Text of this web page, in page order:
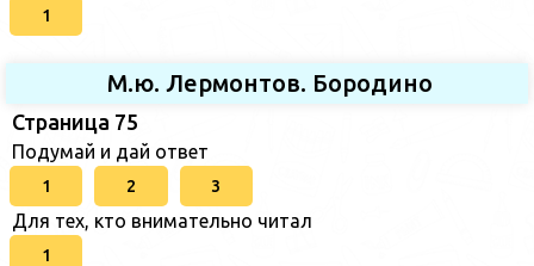
1
М.ю. Лермонтов. Бородино
Страница 75
Подумай и дай ответ
1 2 3
Для тех, кто внимательно читал
1